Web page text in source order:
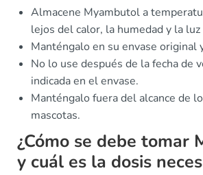
Almacene Myambutol a
lejos del calor, la humedad y la
Manténgalo en su envase original
No lo use después de la fecha de
indicada en el envase.
Manténgalo fuera del alcance de
mascotas.
¿Cómo se debe tomar
y cuál es la dosis